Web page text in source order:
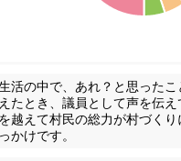
活の中で、あれ？と思った
たとき、議員として声を伝
越えて村民の総力が村づく
かけです。